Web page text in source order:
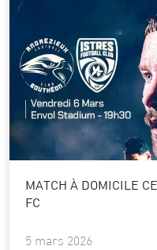
MATCH À DOMICILE
FC
5 mars 2026